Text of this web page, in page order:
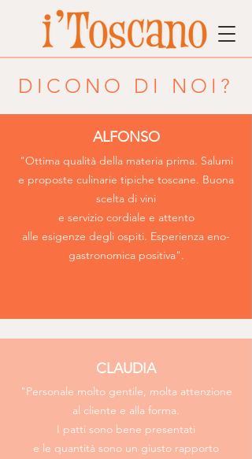
DICONO DI NOI?
ALFONSO
"Ottima qualità della materia prima. Salumi
e proposte culinarie tipiche toscane. Buona
scelta di vini
e servizio cordiale e attento
alle esigenze degli ospiti. Esperienza eno-
gastronomica positiva".
CLAUDIA
"Personale molto gentile, molta attenzione
al cliente e alla forma.
I patti sono bene presentati
e le quantità sono un giusto rapporto